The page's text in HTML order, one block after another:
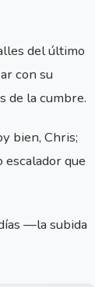
del último
con su
de la cumbre.
bien, Chris;
que
—la subida